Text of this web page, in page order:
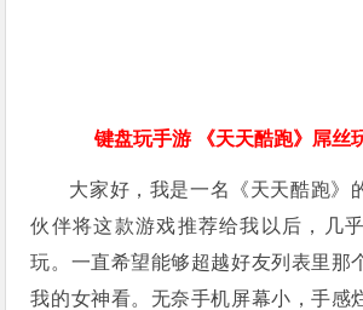
键盘玩手游 《天天酷跑》屌丝
大家好，我是一名《天天酷跑》
伙伴将这款游戏推荐给我以后，几
玩。一直希望能够超越好友列表里那
我的女神看。无奈手机屏幕小，手感